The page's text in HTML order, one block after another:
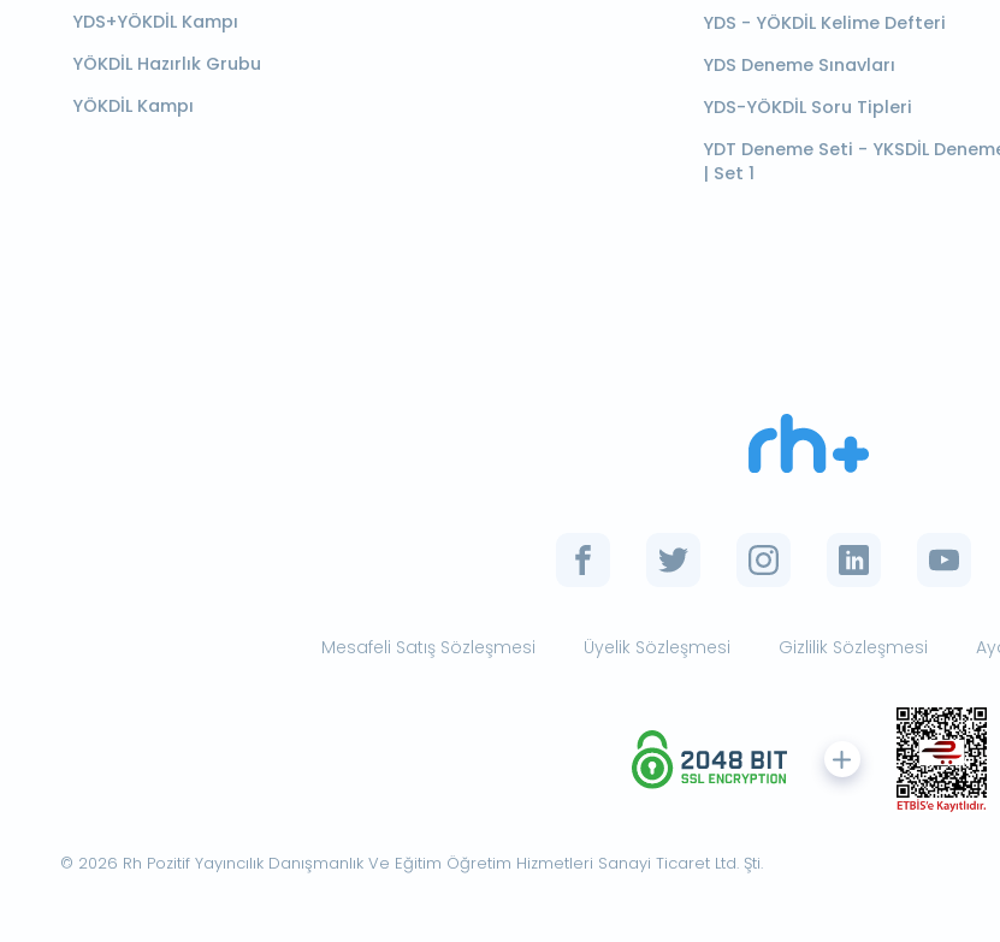
YDS+YÖKDİL Kampı
YÖKDİL Hazırlık Grubu
YÖKDİL Kampı
YDS - YÖKDİL Kelime Defteri
YDS Deneme Sınavları
YDS-YÖKDİL Soru Tipleri
YDT Deneme Seti - YKSDİL
| Set 1
Mesafeli Satış Sözleşmesi Üyelik Sözleşmesi Gizlilik Sözleşmesi
© 2026 Rh Pozitif Yayıncılık Danışmanlık Ve Eğitim Öğretim Hizmetleri Sanayi Ticaret Ltd. Şti.